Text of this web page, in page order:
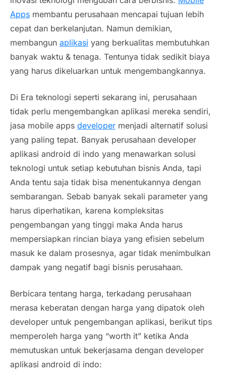
Apps membantu perusahaan mencapai tujuan lebih
cepat dan berkelanjutan. Namun demikian,
membangun aplikasi yang berkualitas membutuhkan
banyak waktu & tenaga. Tentunya tidak sedikit biaya
yang harus dikeluarkan untuk mengembangkannya.
Di Era teknologi seperti sekarang ini, perusahaan
tidak perlu mengembangkan aplikasi mereka sendiri,
jasa mobile apps developer menjadi alternatif solusi
yang paling tepat. Banyak perusahaan developer
aplikasi android di indo yang menawarkan solusi
teknologi untuk setiap kebutuhan bisnis Anda, tapi
Anda tentu saja tidak bisa menentukannya dengan
sembarangan. Sebab banyak sekali parameter yang
harus diperhatikan, karena kompleksitas
pengembangan yang tinggi maka Anda harus
mempersiapkan rincian biaya yang efisien sebelum
masuk ke dalam prosesnya, agar tidak menimbulkan
dampak yang negatif bagi bisnis perusahaan.
Berbicara tentang harga, terkadang perusahaan
merasa keberatan dengan harga yang dipatok oleh
developer untuk pengembangan aplikasi, berikut tips
memperoleh harga yang “worth it” ketika Anda
memutuskan untuk bekerjasama dengan developer
aplikasi android di indo: